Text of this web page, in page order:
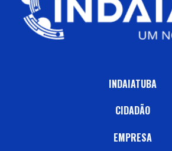
INDAIATUBA
CIDADÃO
EMPRESA